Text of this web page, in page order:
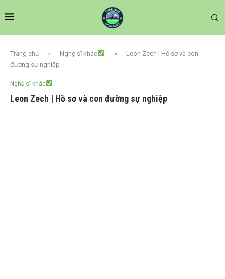
Trang chủ » Nghệ sĩ khác »
Leon Zech | Hồ sơ và con
đường sự nghiệp
Nghệ sĩ khác
Leon Zech | Hồ sơ và con đường sự nghiệp